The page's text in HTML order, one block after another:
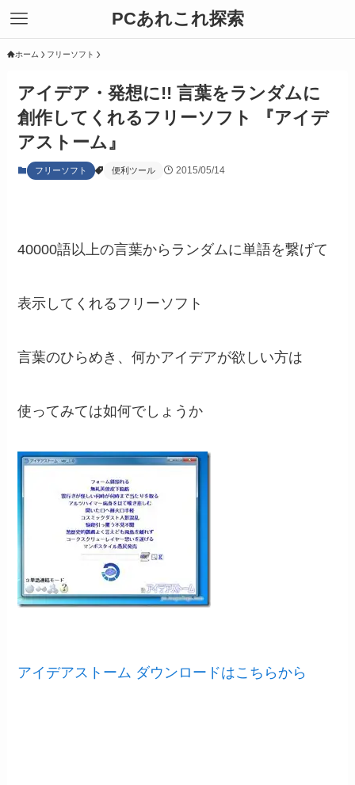
PCあれこれ探索
ホーム フリーソフト
アイデア・発想に!! 言葉をランダムに
創作してくれるフリーソフト 『アイデ
アストーム』
フリーソフト 便利ツール 2015/05/14
40000語以上の言葉からランダムに単語を繋げて
表示してくれるフリーソフト
言葉のひらめき、何かアイデアが欲しい方は
使ってみては如何でしょうか
アイデアストーム ダウンロードはこちらから